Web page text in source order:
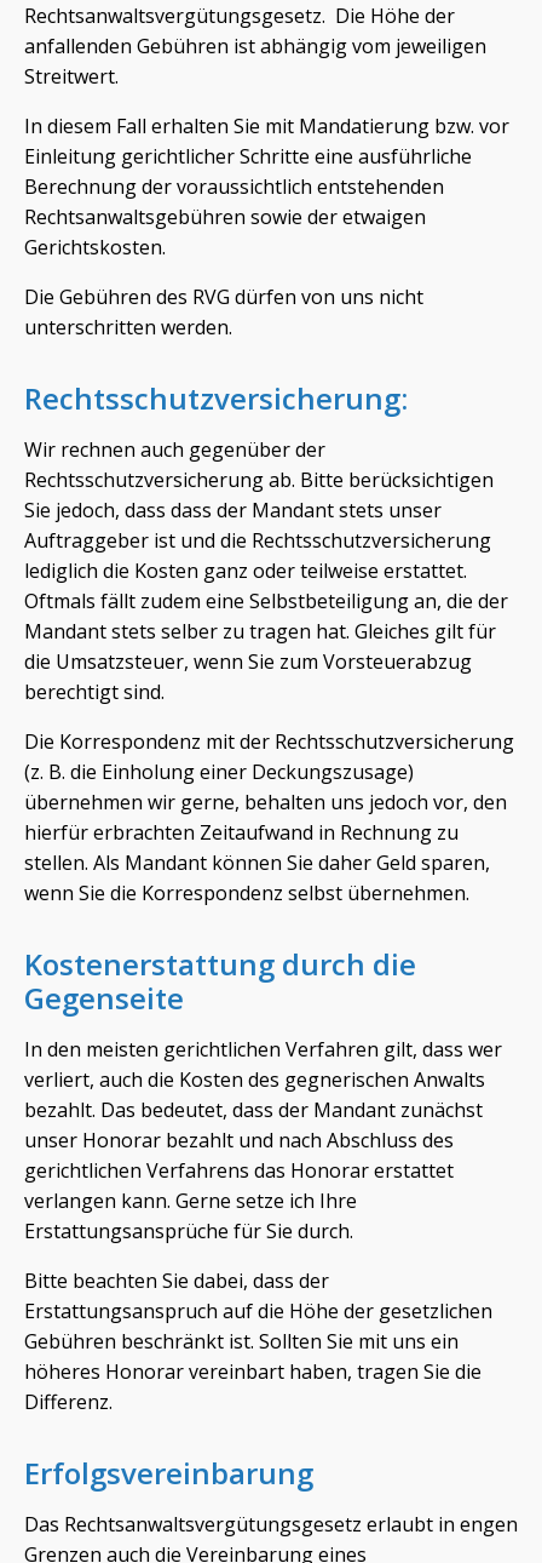
Rechtsanwaltsvergütungsgesetz. Die Höhe der
anfallenden Gebühren ist abhängig vom jeweiligen
Streitwert.
In diesem Fall erhalten Sie mit Mandatierung bzw. vor
Einleitung gerichtlicher Schritte eine ausführliche
Berechnung der voraussichtlich entstehenden
Rechtsanwaltsgebühren sowie der etwaigen
Gerichtskosten.
Die Gebühren des RVG dürfen von uns nicht
unterschritten werden.
Rechtsschutzversicherung:
Wir rechnen auch gegenüber der
Rechtsschutzversicherung ab. Bitte berücksichtigen
Sie jedoch, dass dass der Mandant stets unser
Auftraggeber ist und die Rechtsschutzversicherung
lediglich die Kosten ganz oder teilweise erstattet.
Oftmals fällt zudem eine Selbstbeteiligung an, die der
Mandant stets selber zu tragen hat. Gleiches gilt für
die Umsatzsteuer, wenn Sie zum Vorsteuerabzug
berechtigt sind.
Die Korrespondenz mit der Rechtsschutzversicherung
(z. B. die Einholung einer Deckungszusage)
übernehmen wir gerne, behalten uns jedoch vor, den
hierfür erbrachten Zeitaufwand in Rechnung zu
stellen. Als Mandant können Sie daher Geld sparen,
wenn Sie die Korrespondenz selbst übernehmen.
Kostenerstattung durch die
Gegenseite
In den meisten gerichtlichen Verfahren gilt, dass wer
verliert, auch die Kosten des gegnerischen Anwalts
bezahlt. Das bedeutet, dass der Mandant zunächst
unser Honorar bezahlt und nach Abschluss des
gerichtlichen Verfahrens das Honorar erstattet
verlangen kann. Gerne setze ich Ihre
Erstattungsansprüche für Sie durch.
Bitte beachten Sie dabei, dass der
Erstattungsanspruch auf die Höhe der gesetzlichen
Gebühren beschränkt ist. Sollten Sie mit uns ein
höheres Honorar vereinbart haben, tragen Sie die
Differenz.
Erfolgsvereinbarung
Das Rechtsanwaltsvergütungsgesetz erlaubt in engen
Grenzen auch die Vereinbarung eines